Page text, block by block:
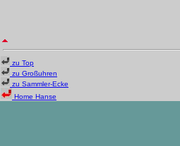
zu Top
zu Großuhren
zu Sammler-Ecke
Home Hanse